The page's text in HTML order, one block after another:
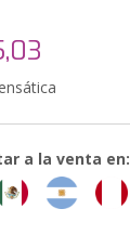
a la venta en: